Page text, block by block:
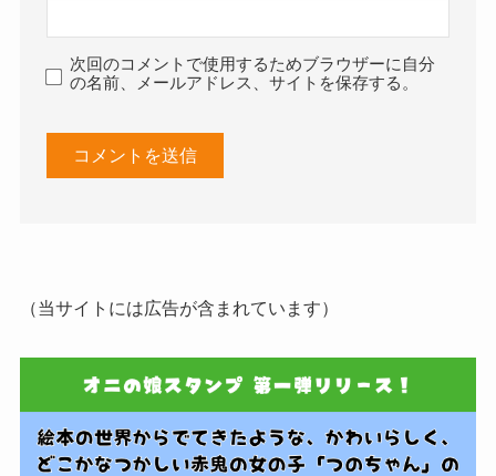
次回のコメントで使用するためブラウザーに自分
の名前、メールアドレス、サイトを保存する。
（当サイトには広告が含まれています）